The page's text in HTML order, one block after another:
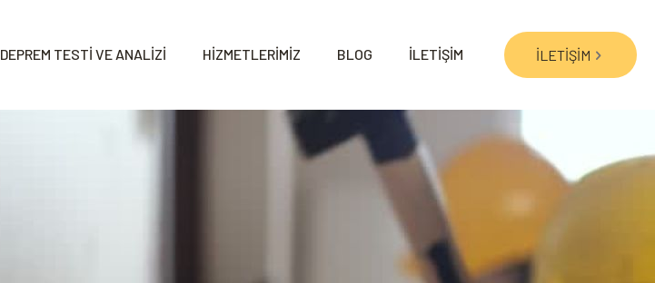
DEPREM TESTİ VE ANALİZİ HİZMETLERİMİZ BLOG İLETİŞİM İLETİŞİM